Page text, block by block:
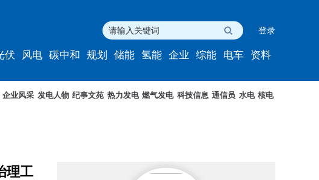
登录
伏 风电 碳中和 规划 储能 氢能 企业 综能 电车 资料
企业风采 发电人物 纪事文苑 热力发电 燃气发电 科技信息 通信员 水电 核电
理工